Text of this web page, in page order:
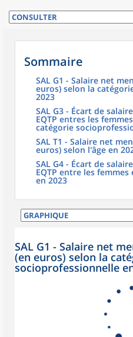
Sommaire
SAL G1 - Salaire net
euros) selon la
2023
SAL G3 - Écart de
EQTP entres les
catégorie
SAL T1 - Salaire net
euros) selon l'âge en
SAL G4 - Écart de
EQTP entre les
en 2023
SAL G1 - Salaire net
(en euros) selon la
socioprofessionnelle